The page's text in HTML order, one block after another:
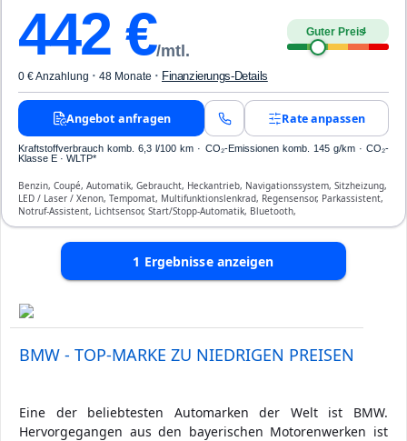
442 €/mtl.
Guter Preis4
0 € Anzahlung · 48 Monate · Finanzierungs-Details
Angebot anfragen Rate anpassen
Kraftstoffverbrauch komb. 6,3 l/100 km · CO₂-Emissionen komb. 145 g/km · CO₂-
Klasse E · WLTP*
Benzin, Coupé, Automatik, Gebraucht, Heckantrieb, Navigationssystem, Sitzheizung,
LED / Laser / Xenon, Tempomat, Multifunktionslenkrad, Regensensor, Parkassistent,
Notruf-Assistent, Lichtsensor, Start/Stopp-Automatik, Bluetooth,
Freisprecheinrichtung, ESP, ABS, Klimaautomatik, Front-, Seiten- und weitere Airbags
1 Ergebnisse anzeigen
BMW - TOP-MARKE ZU NIEDRIGEN PREISEN
Eine der beliebtesten Automarken der Welt ist BMW.
Hervorgegangen aus den bayerischen Motorenwerken ist